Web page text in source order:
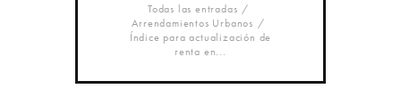
Todas las entradas
Arrendamientos Urbanos
Índice para actualización de
renta en...